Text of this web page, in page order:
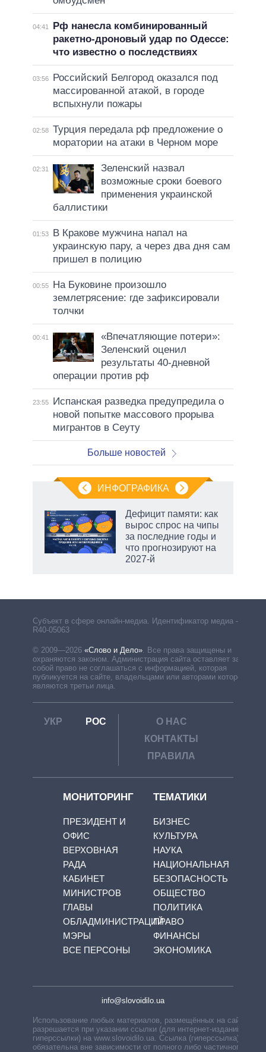
04:41
Рф нанесла комбинированный
ракетно-дроновый удар по Одессе:
что известно о последствиях
03:56
Российский Белгород оказался под
массированной атакой, в городе
вспыхнули пожары
02:58 Турция передала рф предложение о
моратории на атаки в Черном море
02:31
Зеленский назвал
возможные сроки боевого
применения украинской
баллистики
01:53
В Кракове мужчина напал на
украинскую пару, а через два дня сам
пришел в полицию
00:55
На Буковине произошло
землетрясение: где зафиксировали
толчки
00:41
«Впечатляющие потери»:
Зеленский оценил
результаты 40-дневной
операции против рф
23:55
Испанская разведка предупредила о
новой попытке массового прорыва
мигрантов в Сеуту
Больше новостей
ИНФОГРАФИКА
Дефицит памяти: как
вырос спрос на чипы
за последние годы и
что прогнозируют на
2027-й
Субъект в сфере онлайн-медиа. Идентификатор медиа –
R40-05063
© 2009—2026 «Слово и Дело». Все права защищены и
охраняются законом. Администрация сайта оставляет за
собой право не соглашаться с информацией, которая
публикуется на сайте, владельцами или авторами которой
являются третьи лица.
УКР РОС
О НАС
КОНТАКТЫ
ПРАВИЛА
МОНИТОРИНГ
ПРЕЗИДЕНТ И
ОФИС
ВЕРХОВНАЯ
РАДА
КАБИНЕТ
МИНИСТРОВ
ГЛАВЫ
ОБЛАДМИНИСТРАЦИЙ
МЭРЫ
ВСЕ ПЕРСОНЫ
ТЕМАТИКИ
БИЗНЕС
КУЛЬТУРА
НАУКА
НАЦИОНАЛЬНАЯ
БЕЗОПАСНОСТЬ
ОБЩЕСТВО
ПОЛИТИКА
ПРАВО
ФИНАНСЫ
ЭКОНОМИКА
info@slovoidilo.ua
Использование любых материалов, размещённых на сайте,
разрешается при указании ссылки (для интернет-изданий —
гиперссылки) на www.slovoidilo.ua. Ссылка (гиперссылка)
обязательна вне зависимости от полного либо частичного